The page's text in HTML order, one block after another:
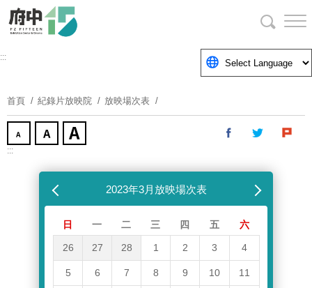
要
塊
:::
首頁 紀錄片放映院 放映場次表
:::
2023年3月放映場次表下個月
日 一 二 三 四 五 六
26 27 28 1 2 3 4
5 6 7 8 9 10 11